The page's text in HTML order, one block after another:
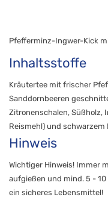
Pfefferminz-Ingwer-Kick
Inhaltsstoffe
Kräutertee mit frischer
Sanddornbeeren
Zitronenschalen, Süßholz,
Reismehl) und schwarzem
Hinweis
Wichtiger Hinweis! Immer
aufgießen und mind. 5 -
ein sicheres Lebensmittel!